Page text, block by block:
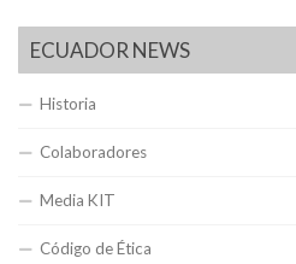
ECUADOR NEWS
Historia
Colaboradores
Media KIT
Código de Ética